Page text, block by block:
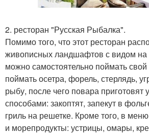
2. ресторан "Русская Рыбалка".
Помимо того, что этот ресторан
живописных ландшафтов с видом на
можно самостоятельно поймать
поймать осетра, форель, стерлядь,
рыбу, после чего повара приготовят
способами: закоптят, запекут в
гриль на решетке. Кроме того, в
и морепродукты: устрицы, омары,